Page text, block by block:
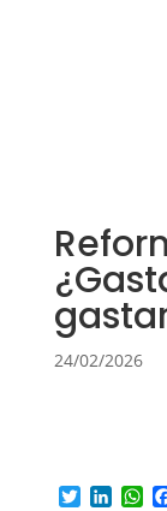
24/02/2026
T
L
W